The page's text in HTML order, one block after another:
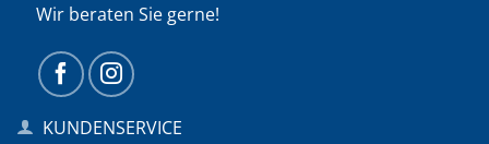
Wir beraten Sie gerne!
KUNDENSERVICE